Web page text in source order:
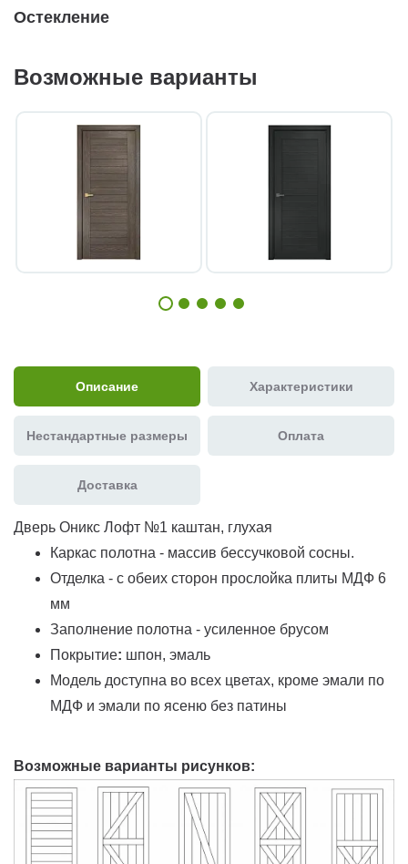
Остекление
Возможные варианты
Описание Характеристики
Нестандартные размеры Оплата
Доставка
Дверь Оникс Лофт №1 каштан, глухая
Каркас полотна - массив бессучковой сосны.
Отделка - с обеих сторон прослойка плиты МДФ 6
мм
Заполнение полотна - усиленное брусом
Покрытие: шпон, эмаль
Модель доступна во всех цветах, кроме эмали по
МДФ и эмали по ясеню без патины
Возможные варианты рисунков: